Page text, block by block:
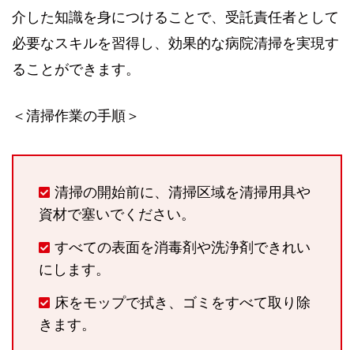
介した知識を身につけることで、受託責任者として
必要なスキルを習得し、効果的な病院清掃を実現す
ることができます。
＜清掃作業の手順＞
清掃の開始前に、清掃区域を清掃用具や
資材で塞いでください。
すべての表面を消毒剤や洗浄剤できれい
にします。
床をモップで拭き、ゴミをすべて取り除
きます。